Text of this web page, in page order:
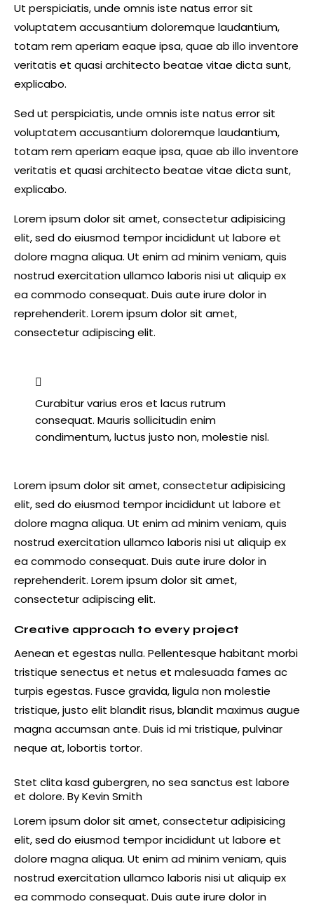
Ut perspiciatis, unde omnis iste natus error sit
voluptatem accusantium doloremque laudantium,
totam rem aperiam eaque ipsa, quae ab illo inventore
veritatis et quasi architecto beatae vitae dicta sunt,
explicabo.
Sed ut perspiciatis, unde omnis iste natus error sit
voluptatem accusantium doloremque laudantium,
totam rem aperiam eaque ipsa, quae ab illo inventore
veritatis et quasi architecto beatae vitae dicta sunt,
explicabo.
Lorem ipsum dolor sit amet, consectetur adipisicing
elit, sed do eiusmod tempor incididunt ut labore et
dolore magna aliqua. Ut enim ad minim veniam, quis
nostrud exercitation ullamco laboris nisi ut aliquip ex
ea commodo consequat. Duis aute irure dolor in
reprehenderit. Lorem ipsum dolor sit amet,
consectetur adipiscing elit.
Curabitur varius eros et lacus rutrum
consequat. Mauris sollicitudin enim
condimentum, luctus justo non, molestie nisl.
Lorem ipsum dolor sit amet, consectetur adipisicing
elit, sed do eiusmod tempor incididunt ut labore et
dolore magna aliqua. Ut enim ad minim veniam, quis
nostrud exercitation ullamco laboris nisi ut aliquip ex
ea commodo consequat. Duis aute irure dolor in
reprehenderit. Lorem ipsum dolor sit amet,
consectetur adipiscing elit.
Creative approach to every project
Aenean et egestas nulla. Pellentesque habitant morbi
tristique senectus et netus et malesuada fames ac
turpis egestas. Fusce gravida, ligula non molestie
tristique, justo elit blandit risus, blandit maximus augue
magna accumsan ante. Duis id mi tristique, pulvinar
neque at, lobortis tortor.
Stet clita kasd gubergren, no sea sanctus est labore
et dolore. ByKevin Smith
Lorem ipsum dolor sit amet, consectetur adipisicing
elit, sed do eiusmod tempor incididunt ut labore et
dolore magna aliqua. Ut enim ad minim veniam, quis
nostrud exercitation ullamco laboris nisi ut aliquip ex
ea commodo consequat. Duis aute irure dolor in